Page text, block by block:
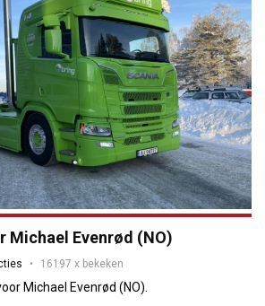
Michael Evenrød (NO)
16197 x bekeken
Michael Evenrød (NO).